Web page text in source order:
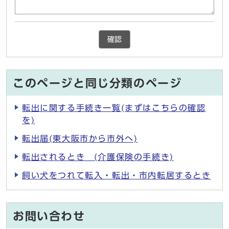
確認
このページと同じ分類のページ
転出に関する手続き一覧(まずはこちらの確認
を)
転出届(東大阪市から市外へ)
転出されるとき (介護保険の手続き)
飼い犬をつれて転入・転出・市内転居するとき
お問い合わせ